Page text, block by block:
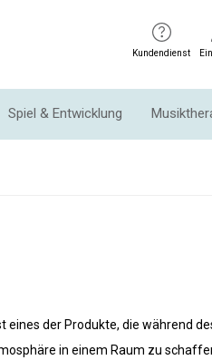
Kundendienst
Spiel & Entwicklung
eines der Produkte, die während
in einem Raum zu